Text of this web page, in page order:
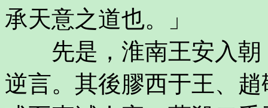
承天意之道也。」
先是，淮南王安入朝
逆言。其後膠西于王、